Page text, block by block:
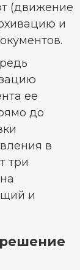
(движение
и
ее
до
в
три
и